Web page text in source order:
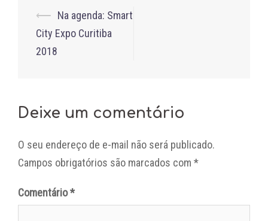
Post
navigation
⟵ Na agenda: Smart
City Expo Curitiba
2018
Deixe um comentário
O seu endereço de e-mail não será publicado.
Campos obrigatórios são marcados com *
Comentário*